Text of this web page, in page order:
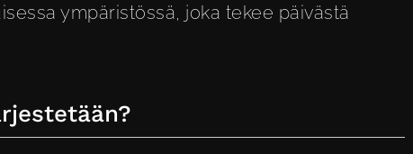
ympäristössä, joka tekee päivästä